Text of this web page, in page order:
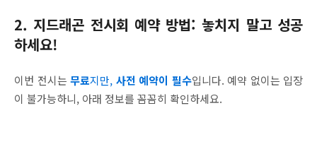
2. 지드래곤 전시회 예약 방법: 놓치지 말고 성공
하세요!
이번 전시는 무료지만, 사전 예약이 필수입니다. 예약 없이는 입장
이 불가능하니, 아래 정보를 꼼꼼히 확인하세요.